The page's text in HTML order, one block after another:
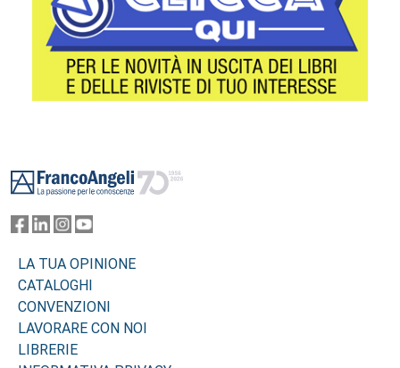
LA TUA OPINIONE
CATALOGHI
CONVENZIONI
LAVORARE CON NOI
LIBRERIE